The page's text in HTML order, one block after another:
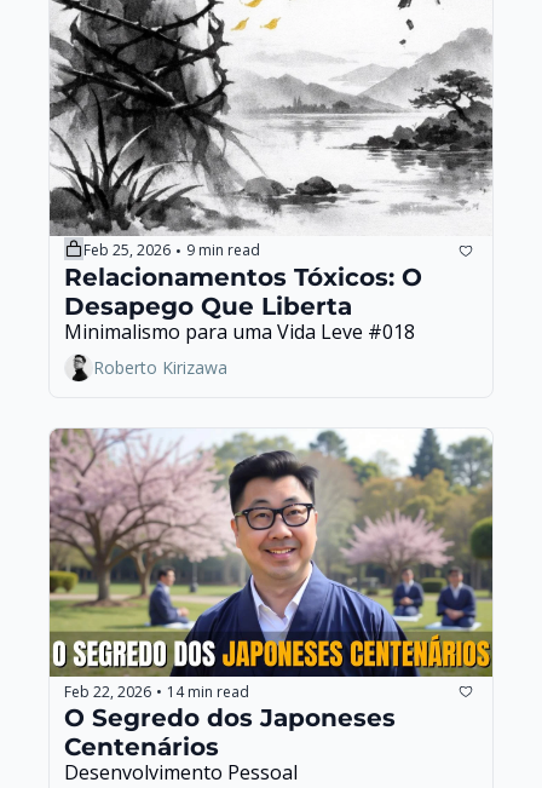
Feb 25, 2026 • 9 min read
Relacionamentos Tóxicos: O
Desapego Que Liberta
Minimalismo para uma Vida Leve #018
Roberto Kirizawa
Feb 22, 2026 • 14 min read
O Segredo dos Japoneses
Centenários
Desenvolvimento Pessoal